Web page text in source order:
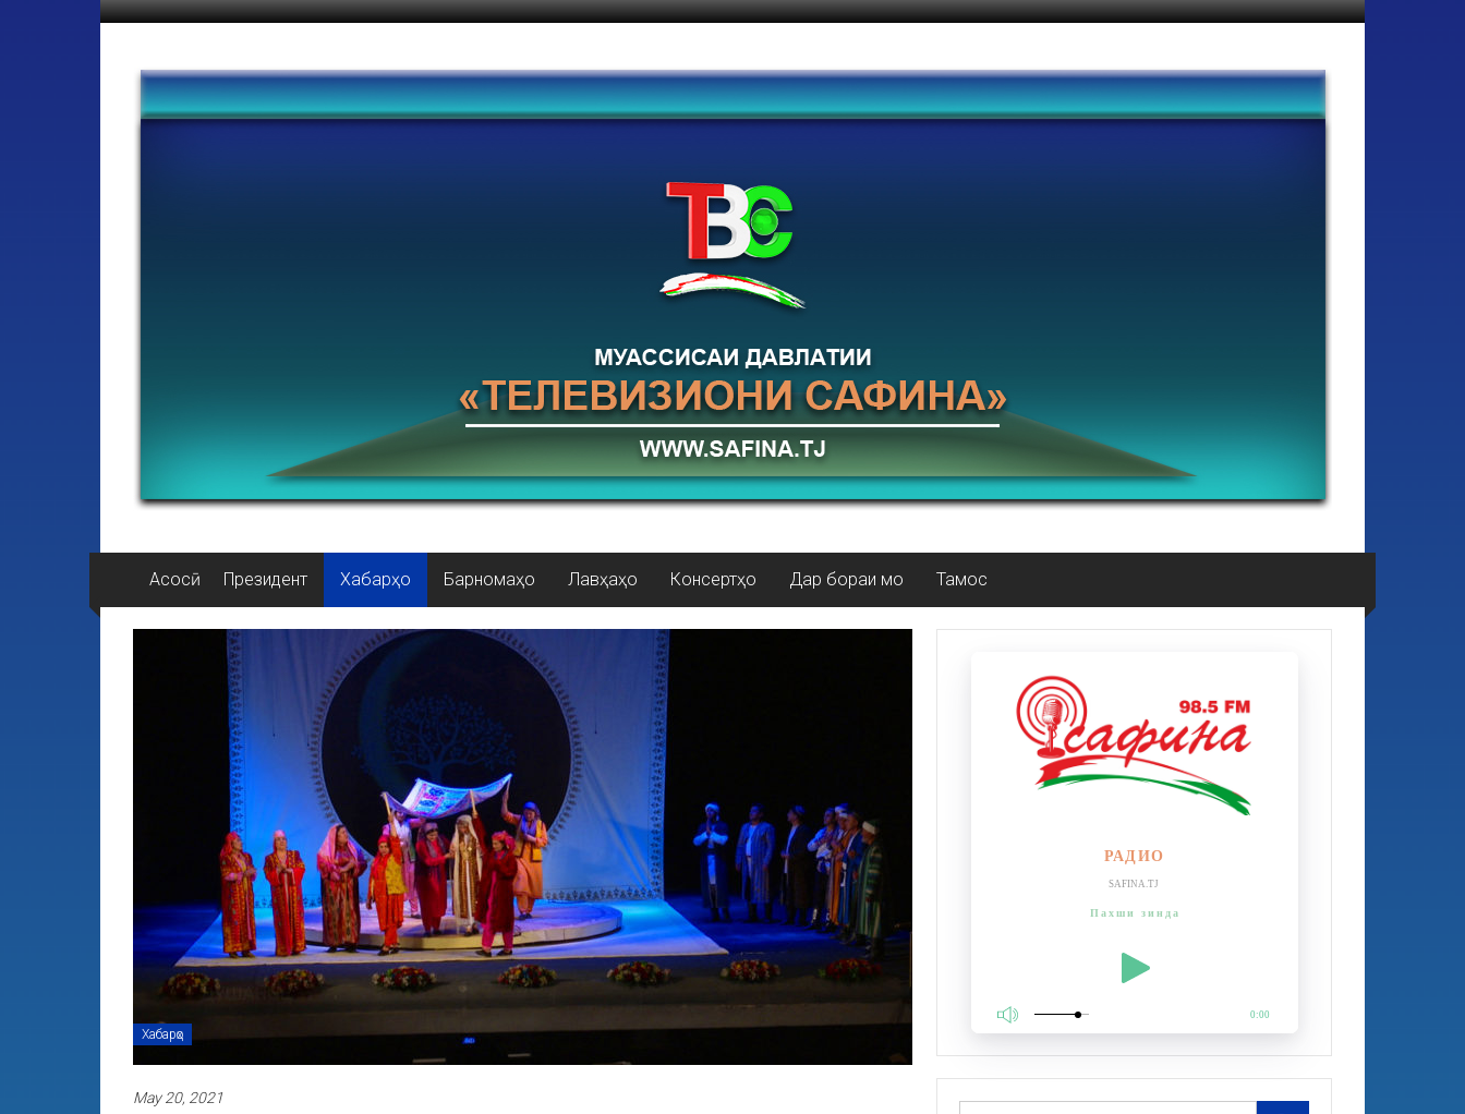
Асосӣ Президент Хабарҳо Барномаҳо Лавҳаҳо Консертҳо Дар бораи мо Тамос
Хабарҳо
May 20, 2021
РАДИО
SAFINA.TJ
Пахши зинда
0:00